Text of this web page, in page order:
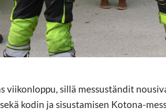
viikonloppu, sillä messuständit
kodin ja sisustamisen Kotona-